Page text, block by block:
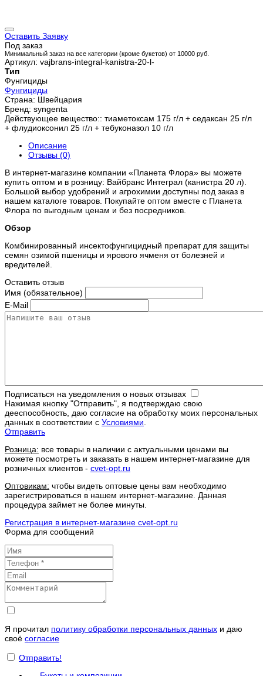
Оставить Заявку
Под заказ
Минимальный заказ на все категории (кроме букетов) от 10000 руб.
Артикул: vajbrans-integral-kanistra-20-l-
Тип
Фунгициды
Фунгициды
Страна: Швейцария
Бренд: syngenta
Действующее вещество:: тиаметоксам 175 г/л + седаксан 25 г/л
+ флудиоксонил 25 г/л + тебуконазол 10 г/л
Описание
Отзывы (0)
В интернет-магазине компании «Планета Флора» вы можете
купить оптом и в розницу: Вайбранс Интеграл (канистра 20 л).
Большой выбор удобрений и агрохимии доступны под заказ в
нашем каталоге товаров. Покупайте оптом вместе с Планета
Флора по выгодным ценам и без посредников.
Обзор
Комбинированный инсектофунгицидный препарат для защиты
семян озимой пшеницы и ярового ячменя от болезней и
вредителей.
Оставить отзыв
Имя (обязательное)
E-Mail
Подписаться на уведомления о новых отзывах
Нажимая кнопку "Отправить", я подтверждаю свою
дееспособность, даю согласие на обработку моих персональных
данных в соответствии с Условиями.
Отправить
Розница: все товары в наличии с актуальными ценами вы
можете посмотреть и заказать в нашем интернет-магазине для
розничных клиентов - cvet-opt.ru
Оптовикам: чтобы видеть оптовые цены вам необходимо
зарегистрироваться в нашем интернет-магазине. Данная
процедура займет не более минуты.
Регистрация в интернет-магазине cvet-opt.ru
Форма для сообщений
Я прочитал политику обработки персональных данных и даю
своё согласие
Отправить!